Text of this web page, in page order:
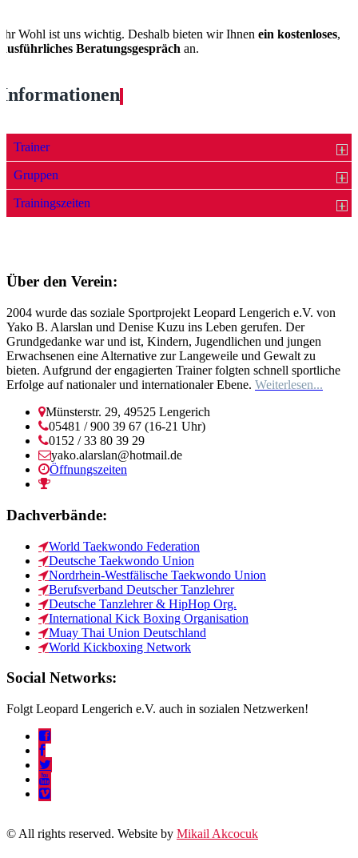
Ihr Wohl ist uns wichtig. Deshalb bieten wir Ihnen ein kostenloses,
ausführliches Beratungsgespräch an.
Informationen
Trainer
Gruppen
Trainingszeiten
Über den Verein:
2004 wurde das soziale Sportprojekt Leopard Lengerich e.V. von
Yako B. Alarslan und Denise Kuzu ins Leben gerufen. Der
Grundgedanke war und ist, Kindern, Jugendlichen und jungen
Erwachsenen eine Alternative zur Langeweile und Gewalt zu
bieten. Aufgrund der engagierten Trainer folgten schnell sportliche
Erfolge auf nationaler und internationaler Ebene. Weiterlesen...
Münsterstr. 29, 49525 Lengerich
05481 / 900 39 67 (16-21 Uhr)
0152 / 33 80 39 29
yako.alarslan@hotmail.de
Öffnungszeiten
Dachverbände:
World Taekwondo Federation
Deutsche Taekwondo Union
Nordrhein-Westfälische Taekwondo Union
Berufsverband Deutscher Tanzlehrer
Deutsche Tanzlehrer & HipHop Org.
International Kick Boxing Organisation
Muay Thai Union Deutschland
World Kickboxing Network
Social Networks:
Folgt Leopard Lengerich e.V. auch in sozialen Netzwerken!
© All rights reserved. Website by Mikail Akcocuk